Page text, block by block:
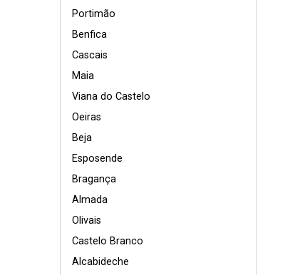
Portimão
Benfica
Cascais
Maia
Viana do Castelo
Oeiras
Beja
Esposende
Bragança
Almada
Olivais
Castelo Branco
Alcabideche